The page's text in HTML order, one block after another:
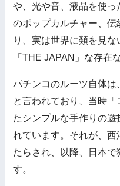
や、光や音、液晶を使
のポップカルチャー、
り、実は世界に類を見
「THE JAPAN」な存在
パチンコのルーツ自体
と言われており、当時
たシンプルな手作りの遊
れています。それが、
たらされ、以降、日本
す。